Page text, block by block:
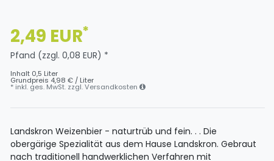
2,49 EUR*
Pfand (zzgl. 0,08 EUR) *
Inhalt 0,5 Liter
Grundpreis 4,98 € / Liter
* inkl. ges. MwSt. zzgl.Versandkosten
Landskron Weizenbier - naturtrüb und fein. . . Die
obergärige Spezialität aus dem Hause Landskron. Gebraut
nach traditionell handwerklichen Verfahren mit